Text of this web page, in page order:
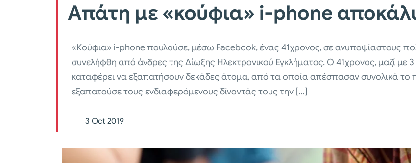
Απάτη με «κούφια» i-phone
«Κούφια» i-phone πουλούσε, μέσω Facebook, ένας 41χρονος, σε ανυποψίαστους
συνελήφθη από άνδρες της Δίωξης Ηλεκτρονικού Εγκλήματος. Ο 41χρονος, μαζί με
καταφέρει να εξαπατήσουν δεκάδες άτομα, από τα οποία απέσπασαν συνολικά
εξαπατούσε τους ενδιαφερόμενους δίνοντάς τους την […]
3 Oct 2019